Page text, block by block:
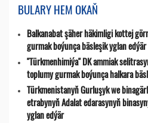
BULARY HEM OKAŇ
Balkanabat şäher häkimligi kottej
gurmak boýunça bäsleşik yglan edýär
"Türkmenhimiýa" DK ammiak
toplumy gurmak boýunça halkara
Türkmenistanyň Gurluşyk we
etrabynyň Adalat edarasynyň
yglan edýär